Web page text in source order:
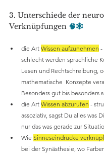
3. Unterschiede der
Verknüpfungen 🧠🕸️
die Art Wissen aufzunehmen -
schlecht werden sprachliche
Lesen und Rechtschreibung,
mathematische  Konzepte
Besonders gut bis besonders
die Art Wissen abzurufen -
assoziativ, sagst Du alles was
nur das was gerade zur
Wie Sinneseindrücke
bei der Synästhesie, wo